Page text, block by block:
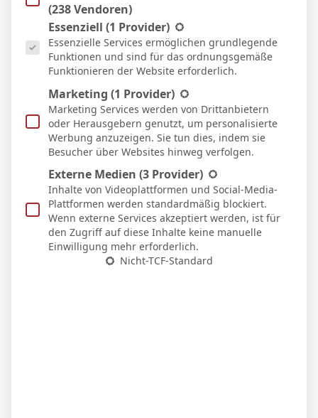
entfernten TSV 1860 München an.
Themenstarter Veröffentlicht : 6. Juni 2026 22:51
Schlagwörter für Thema
37
Laie
(238 Vendoren)
Es folgt eine Liste der Service-Gruppen, für die eine
Essenziell (1 Provider)
Essenzielle Services ermöglichen grundlegende
Funktionen und sind für das ordnungsgemäße
Funktionieren der Website erforderlich.
Marketing (1 Provider)
Marketing Services werden von Drittanbietern
oder Herausgebern genutzt, um personalisierte
Werbung anzuzeigen. Sie tun dies, indem sie
Besucher über Websites hinweg verfolgen.
Externe Medien (3 Provider)
Inhalte von Videoplattformen und Social-Media-
Plattformen werden standardmäßig blockiert.
Wenn externe Services akzeptiert werden, ist für
den Zugriff auf diese Inhalte keine manuelle
Einwilligung mehr erforderlich.
Nicht-TCF-Standard